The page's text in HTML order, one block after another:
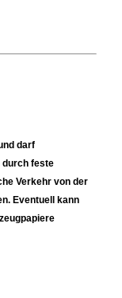
darf
durch feste
Verkehr von der
Eventuell kann